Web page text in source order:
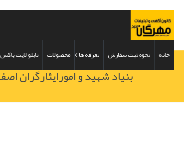
خانه نحوه ثبت سفارش تعرفه ها محصولات تابلو لایت باکس
بنیاد شهید و امورایثارگران